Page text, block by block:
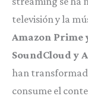
televisión y la
Amazon Prime
SoundCloud y
han
consume el